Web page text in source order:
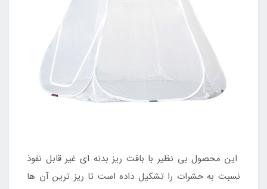
این محصول بی نظیر با بافت ریز بدنه ای غیر قابل نفوذ
نسبت به حشرات را تشکیل داده است تا ریز ترین آن ها